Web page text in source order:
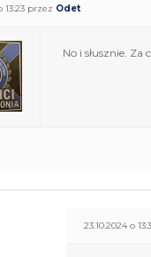
13:23 przez Odet
No i słusznie.
23.10.2024 o